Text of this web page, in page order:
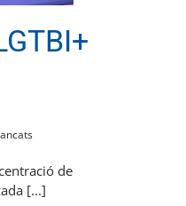
a
LGTBI+de
[...]